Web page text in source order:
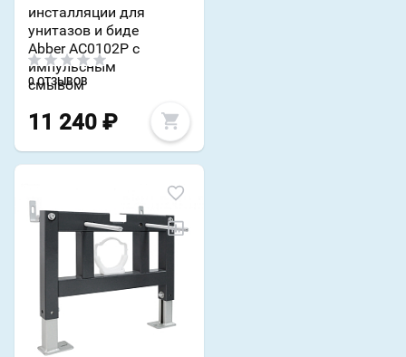
инсталляции для
унитазов и биде
Abber AC0102P с
импульсным
смывом
0 ОТЗЫВОВ
11 240 ₽